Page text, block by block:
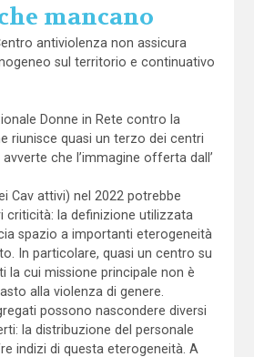
mancano
antiviolenza non assicura
sul territorio e continuativo
Donne in Rete contro la
riunisce quasi un terzo dei centri
che l’immagine offerta dall’
Cav attivi) nel 2022 potrebbe
criticità: la definizione utilizzata
spazio a importanti eterogeneità
In particolare, quasi un centro su
la cui missione principale non è
alla violenza di genere.
possono nascondere diversi
la distribuzione del personale
indizi di questa eterogeneità. A